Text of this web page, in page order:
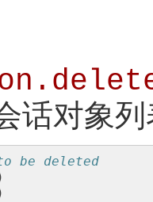
话对象
be deleted